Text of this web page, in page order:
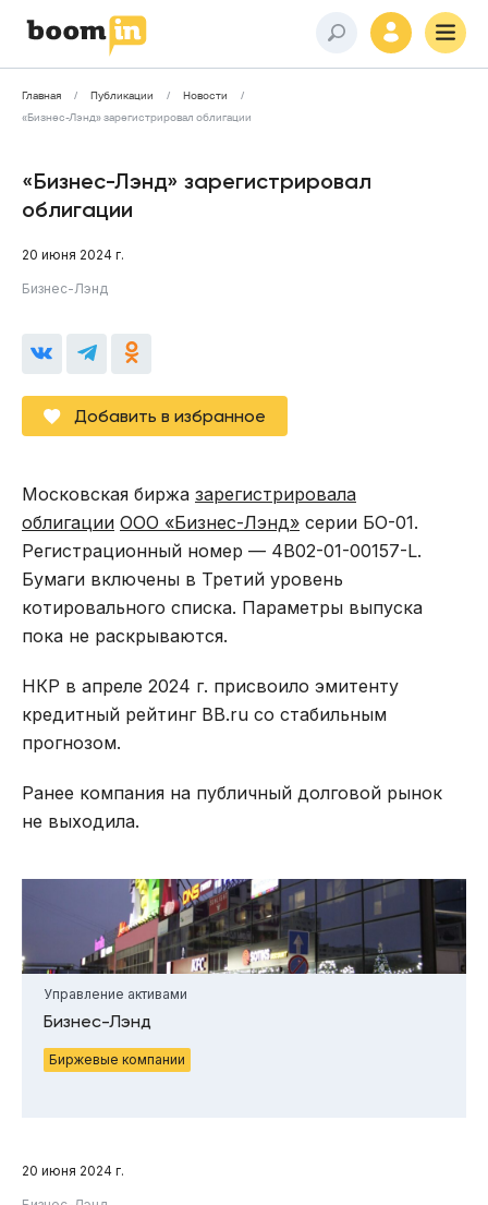
Главная Публикации
Новости
«Бизнес-Лэнд» зарегистрировал облигации
«Бизнес-Лэнд» зарегистрировал
облигации
20 июня 2024 г.
Бизнес-Лэнд
Добавить в избранное
Московская биржа зарегистрировала
облигации ООО «Бизнес-Лэнд» серии БО-01.
Регистрационный номер — 4B02-01-00157-L.
Бумаги включены в Третий уровень
котировального списка. Параметры выпуска
пока не раскрываются.
НКР в апреле 2024 г. присвоило эмитенту
кредитный рейтинг BB.ru со стабильным
прогнозом.
Ранее компания на публичный долговой рынок
не выходила.
Управление активами
Бизнес-Лэнд
Биржевые компании
20 июня 2024 г.